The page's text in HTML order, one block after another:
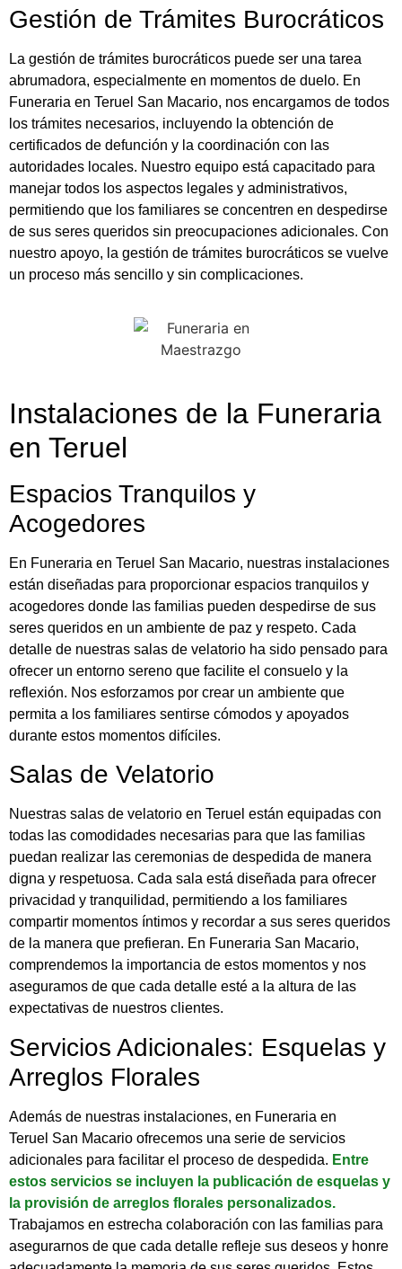
Gestión de Trámites Burocráticos
La gestión de trámites burocráticos puede ser una tarea
abrumadora, especialmente en momentos de duelo. En
Funeraria en Teruel San Macario, nos encargamos de todos
los trámites necesarios, incluyendo la obtención de
certificados de defunción y la coordinación con las
autoridades locales. Nuestro equipo está capacitado para
manejar todos los aspectos legales y administrativos,
permitiendo que los familiares se concentren en despedirse
de sus seres queridos sin preocupaciones adicionales. Con
nuestro apoyo, la gestión de trámites burocráticos se vuelve
un proceso más sencillo y sin complicaciones.
Instalaciones de la Funeraria
en Teruel
Espacios Tranquilos y
Acogedores
En Funeraria en Teruel San Macario, nuestras instalaciones
están diseñadas para proporcionar espacios tranquilos y
acogedores donde las familias pueden despedirse de sus
seres queridos en un ambiente de paz y respeto. Cada
detalle de nuestras salas de velatorio ha sido pensado para
ofrecer un entorno sereno que facilite el consuelo y la
reflexión. Nos esforzamos por crear un ambiente que
permita a los familiares sentirse cómodos y apoyados
durante estos momentos difíciles.
Salas de Velatorio
Nuestras salas de velatorio en Teruel están equipadas con
todas las comodidades necesarias para que las familias
puedan realizar las ceremonias de despedida de manera
digna y respetuosa. Cada sala está diseñada para ofrecer
privacidad y tranquilidad, permitiendo a los familiares
compartir momentos íntimos y recordar a sus seres queridos
de la manera que prefieran. En Funeraria San Macario,
comprendemos la importancia de estos momentos y nos
aseguramos de que cada detalle esté a la altura de las
expectativas de nuestros clientes.
Servicios Adicionales: Esquelas y
Arreglos Florales
Además de nuestras instalaciones, en Funeraria en
Teruel San Macario ofrecemos una serie de servicios
adicionales para facilitar el proceso de despedida. Entre
estos servicios se incluyen la publicación de esquelas y
la provisión de arreglos florales personalizados.
Trabajamos en estrecha colaboración con las familias para
asegurarnos de que cada detalle refleje sus deseos y honre